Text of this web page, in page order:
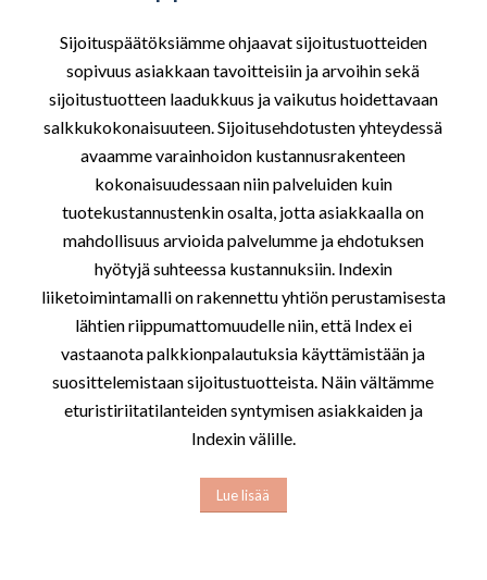
Sijoituspäätöksiämme ohjaavat sijoitustuotteiden
sopivuus asiakkaan tavoitteisiin ja arvoihin sekä
sijoitustuotteen laadukkuus ja vaikutus hoidettavaan
salkkukokonaisuuteen. Sijoitusehdotusten yhteydessä
avaamme varainhoidon kustannusrakenteen
kokonaisuudessaan niin palveluiden kuin
tuotekustannustenkin osalta, jotta asiakkaalla on
mahdollisuus arvioida palvelumme ja ehdotuksen
hyötyjä suhteessa kustannuksiin. Indexin
liiketoimintamalli on rakennettu yhtiön perustamisesta
lähtien riippumattomuudelle niin, että Index ei
vastaanota palkkionpalautuksia käyttämistään ja
suosittelemistaan sijoitustuotteista. Näin vältämme
eturistiriitatilanteiden syntymisen asiakkaiden ja
Indexin välille.
Lue lisää